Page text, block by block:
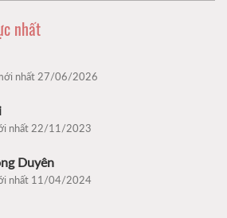
nhất
nhất 27/06/2026
nhất 22/11/2023
Duyên
nhất 11/04/2024